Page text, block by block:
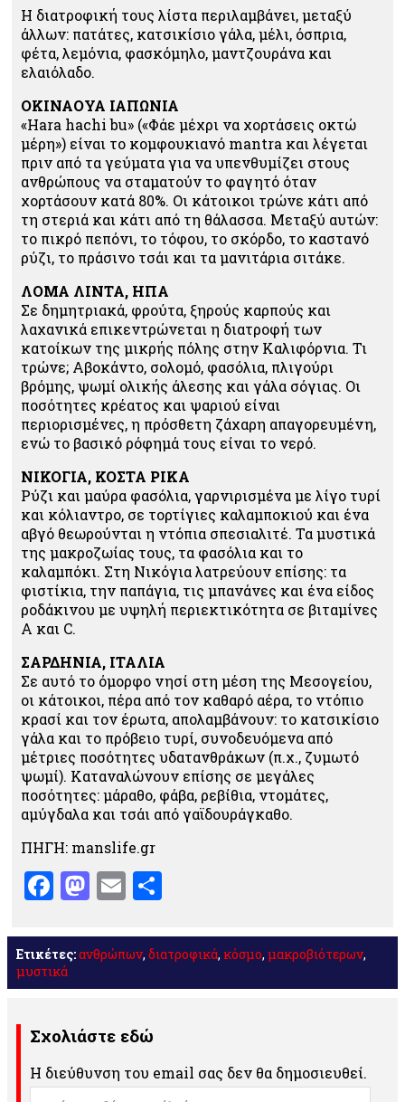
Η διατροφική τους λίστα περιλαμβάνει, μεταξύ
άλλων: πατάτες, κατσικίσιο γάλα, μέλι, όσπρια,
φέτα, λεμόνια, φασκόμηλο, μαντζουράνα και
ελαιόλαδο.
ΟΚΙΝΑΟΥΑ ΙΑΠΩΝΙΑ
«Hara hachi bu» («Φάε μέχρι να χορτάσεις οκτώ
μέρη») είναι το κομφουκιανό mantra και λέγεται
πριν από τα γεύματα για να υπενθυμίζει στους
ανθρώπους να σταματούν το φαγητό όταν
χορτάσουν κατά 80%. Οι κάτοικοι τρώνε κάτι από
τη στεριά και κάτι από τη θάλασσα. Μεταξύ αυτών:
το πικρό πεπόνι, το τόφου, το σκόρδο, το καστανό
ρύζι, το πράσινο τσάι και τα μανιτάρια σιτάκε.
ΛΟΜΑ ΛΙΝΤΑ, ΗΠΑ
Σε δημητριακά, φρούτα, ξηρούς καρπούς και
λαχανικά επικεντρώνεται η διατροφή των
κατοίκων της μικρής πόλης στην Καλιφόρνια. Τι
τρώνε; Αβοκάντο, σολομό, φασόλια, πλιγούρι
βρόμης, ψωμί ολικής άλεσης και γάλα σόγιας. Οι
ποσότητες κρέατος και ψαριού είναι
περιορισμένες, η πρόσθετη ζάχαρη απαγορευμένη,
ενώ το βασικό ρόφημά τους είναι το νερό.
ΝΙΚΟΓΙΑ, ΚΟΣΤΑ ΡΙΚΑ
Ρύζι και μαύρα φασόλια, γαρνιρισμένα με λίγο τυρί
και κόλιαντρο, σε τορτίγιες καλαμποκιού και ένα
αβγό θεωρούνται η ντόπια σπεσιαλιτέ. Τα μυστικά
της μακροζωίας τους, τα φασόλια και το
καλαμπόκι. Στη Νικόγια λατρεύουν επίσης: τα
φιστίκια, την παπάγια, τις μπανάνες και ένα είδος
ροδάκινου με υψηλή περιεκτικότητα σε βιταμίνες
Α και C.
ΣΑΡΔΗΝΙΑ, ΙΤΑΛΙΑ
Σε αυτό το όμορφο νησί στη μέση της Μεσογείου,
οι κάτοικοι, πέρα από τον καθαρό αέρα, το ντόπιο
κρασί και τον έρωτα, απολαμβάνουν: το κατσικίσιο
γάλα και το πρόβειο τυρί, συνοδευόμενα από
μέτριες ποσότητες υδατανθράκων (π.χ., ζυμωτό
ψωμί). Καταναλώνουν επίσης σε μεγάλες
ποσότητες: μάραθο, φάβα, ρεβίθια, ντομάτες,
αμύγδαλα και τσάι από γαϊδουράγκαθο.
ΠΗΓΗ: manslife.gr
Facebook
Mastodon
Email
Ετικέτες:ανθρώπων, διατροφικά, κόσμο, μακροβιότερων,
μυστικά
Σχολιάστε εδώ
Η διεύθυνση του email σας δεν θα δημοσιευθεί.